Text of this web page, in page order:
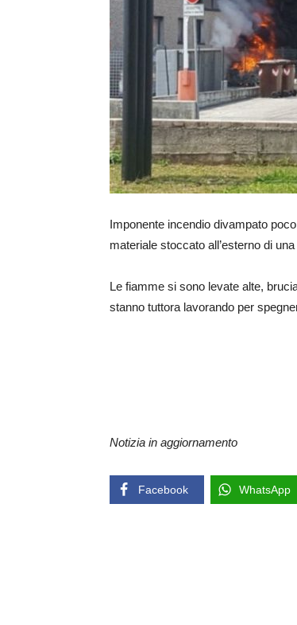
Imponente incendio divampato
materiale stoccato all’esterno di
Le fiamme si sono levate alte,
stanno tuttora lavorando per
Notizia in aggiornamento
Facebook WhatsApp